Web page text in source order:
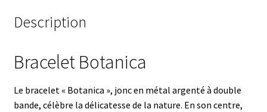
Description
Bracelet Botanica
Le bracelet « Botanica », jonc en métal argenté à double
bande, célèbre la délicatesse de la nature. En son centre,